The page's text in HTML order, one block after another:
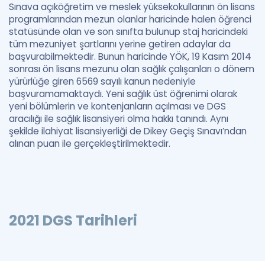
Sınava açıköğretim ve meslek yüksekokullarının ön lisans
programlarından mezun olanlar haricinde halen öğrenci
statüsünde olan ve son sınıfta bulunup staj haricindeki
tüm mezuniyet şartlarını yerine getiren adaylar da
başvurabilmektedir. Bunun haricinde YÖK, 19 Kasım 2014
sonrası ön lisans mezunu olan sağlık çalışanları o dönem
yürürlüğe giren 6569 sayılı kanun nedeniyle
başvuramamaktaydı. Yeni sağlık üst öğrenimi olarak
yeni bölümlerin ve kontenjanların açılması ve DGS
aracılığı ile sağlık lisansiyeri olma hakkı tanındı. Aynı
şekilde ilahiyat lisansiyerliği de Dikey Geçiş Sınavı’ndan
alınan puan ile gerçekleştirilmektedir.
2021 DGS Tarihleri